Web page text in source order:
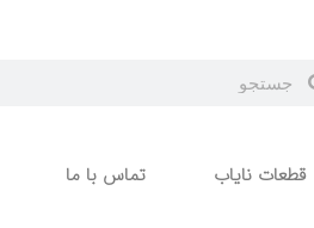
قطعات نایاب تماس با ما